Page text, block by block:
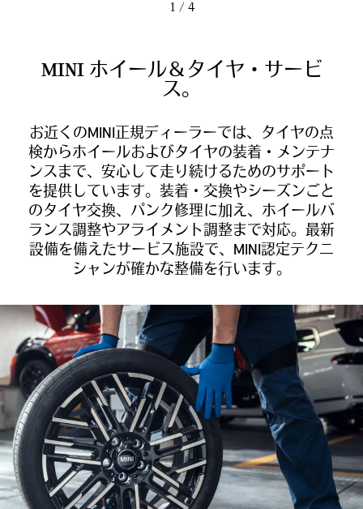
1 / 4
MINI ホイール＆タイヤ・サービ
ス。
お近くのMINI正規ディーラーでは、タイヤの点
検からホイールおよびタイヤの装着・メンテナ
ンスまで、安心して走り続けるためのサポート
を提供しています。装着・交換やシーズンごと
のタイヤ交換、パンク修理に加え、ホイールバ
ランス調整やアライメント調整まで対応。最新
設備を備えたサービス施設で、MINI認定テクニ
シャンが確かな整備を行います。